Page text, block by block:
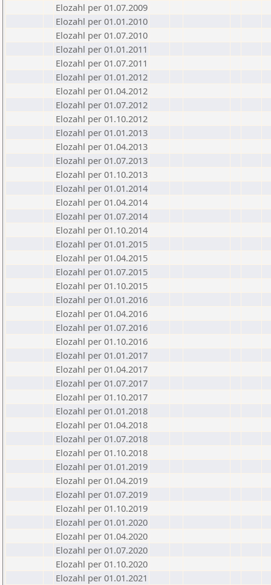
Elozahl per 01.07.2009
Elozahl per 01.01.2010
Elozahl per 01.07.2010
Elozahl per 01.01.2011
Elozahl per 01.07.2011
Elozahl per 01.01.2012
Elozahl per 01.04.2012
Elozahl per 01.07.2012
Elozahl per 01.10.2012
Elozahl per 01.01.2013
Elozahl per 01.04.2013
Elozahl per 01.07.2013
Elozahl per 01.10.2013
Elozahl per 01.01.2014
Elozahl per 01.04.2014
Elozahl per 01.07.2014
Elozahl per 01.10.2014
Elozahl per 01.01.2015
Elozahl per 01.04.2015
Elozahl per 01.07.2015
Elozahl per 01.10.2015
Elozahl per 01.01.2016
Elozahl per 01.04.2016
Elozahl per 01.07.2016
Elozahl per 01.10.2016
Elozahl per 01.01.2017
Elozahl per 01.04.2017
Elozahl per 01.07.2017
Elozahl per 01.10.2017
Elozahl per 01.01.2018
Elozahl per 01.04.2018
Elozahl per 01.07.2018
Elozahl per 01.10.2018
Elozahl per 01.01.2019
Elozahl per 01.04.2019
Elozahl per 01.07.2019
Elozahl per 01.10.2019
Elozahl per 01.01.2020
Elozahl per 01.04.2020
Elozahl per 01.07.2020
Elozahl per 01.10.2020
Elozahl per 01.01.2021